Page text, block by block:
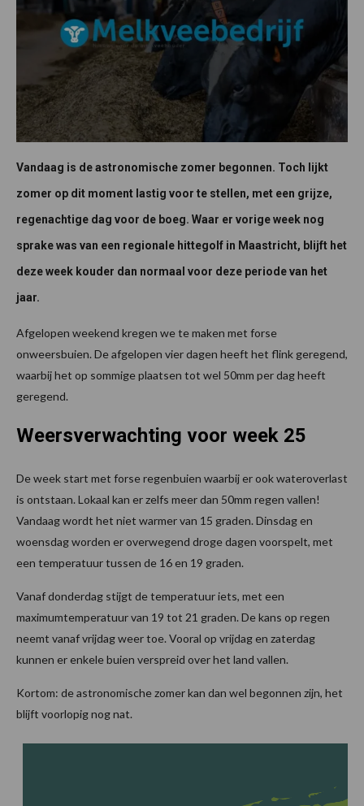
Vandaag is de astronomische zomer begonnen. Toch lijkt
zomer op dit moment lastig voor te stellen, met een grijze,
regenachtige dag voor de boeg. Waar er vorige week nog
sprake was van een regionale hittegolf in Maastricht, blijft het
deze week kouder dan normaal voor deze periode van het
jaar.
Afgelopen weekend kregen we te maken met forse
onweersbuien. De afgelopen vier dagen heeft het flink geregend,
waarbij het op sommige plaatsen tot wel 50mm per dag heeft
geregend.
Weersverwachting voor week 25
De week start met forse regenbuien waarbij er ook wateroverlast
is ontstaan. Lokaal kan er zelfs meer dan 50mm regen vallen!
Vandaag wordt het niet warmer van 15 graden. Dinsdag en
woensdag worden er overwegend droge dagen voorspelt, met
een temperatuur tussen de 16 en 19 graden.
Vanaf donderdag stijgt de temperatuur iets, met een
maximumtemperatuur van 19 tot 21 graden. De kans op regen
neemt vanaf vrijdag weer toe. Vooral op vrijdag en zaterdag
kunnen er enkele buien verspreid over het land vallen.
Kortom: de astronomische zomer kan dan wel begonnen zijn, het
blijft voorlopig nog nat.